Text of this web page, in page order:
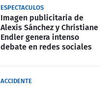
ESPECTACULOS
Imagen publicitaria de
Alexis Sánchez y Christiane
Endler genera intenso
debate en redes sociales
ACCIDENTE